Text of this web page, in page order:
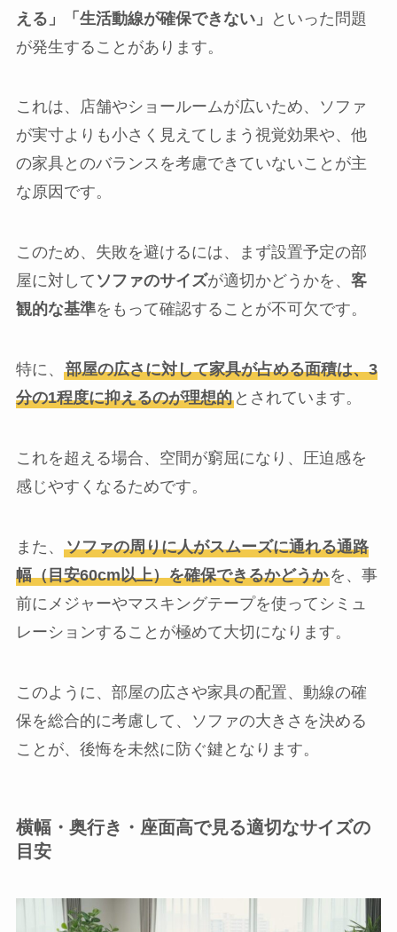
える」「生活動線が確保できない」
といった問題
が発生することがあります。
これは、店舗やショールームが広いため、ソファ
が実寸よりも小さく見えてしまう視覚効果や、他
の家具とのバランスを考慮できていないことが主
な原因です。
このため、失敗を避けるには、まず設置予定の部
屋に対して ソファのサイズが適切かどうかを、 客
観的な基準をもって確認することが不可欠です。
特に、 部屋の広さに対して家具が占める面積は、3
分の1程度に抑えるのが理想的とされています。
これを超える場合、空間が窮屈になり、圧迫感を
感じやすくなるためです。
また、 ソファの周りに人がスムーズに通れる通路
幅（目安60cm以上）を確保できるかどうかを、事
前にメジャーやマスキングテープを使ってシミュ
レーションすることが極めて大切になります。
このように、部屋の広さや家具の配置、動線の確
保を総合的に考慮して、ソファの大きさを決める
ことが、後悔を未然に防ぐ鍵となります。
横幅・奥行き・座面高で見る適切なサイズの
目安